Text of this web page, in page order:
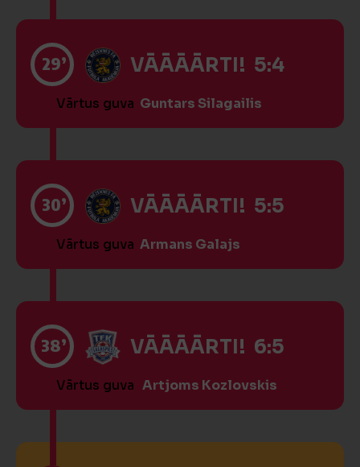
29’ VĀĀĀĀRTI! 5:4
Vārtus guva Guntars Silagailis
30’ VĀĀĀĀRTI! 5:5
Vārtus guva Armans Galajs
38’ VĀĀĀĀRTI! 6:5
Vārtus guva Artjoms Kozlovskis